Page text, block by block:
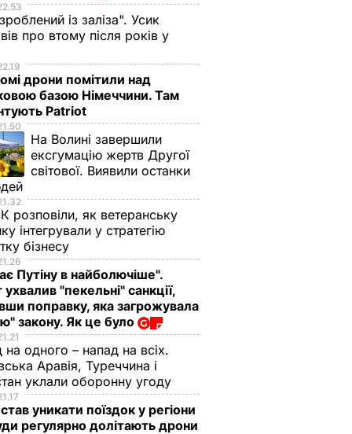
із заліза". Усик
про втому після років у
дрони помітили над
базою Німеччини. Там
Patriot
На Волині завершили
ексгумацію жертв Другої
світової. Виявили останки
розповіли, як ветеранську
інтегрували у стратегію
бізнесу
Путіну в найболючіше".
"пекельні" санкції,
поправку, яка загрожувала
закону. Як це було
на одного – напад на всіх.
Аравія, Туреччина і
уклали оборонну угоду
уникати поїздок у регіони
регулярно долітають дрони